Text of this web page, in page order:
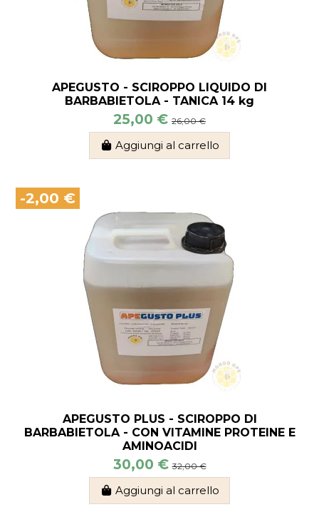
APEGUSTO - SCIROPPO LIQUIDO DI
BARBABIETOLA - TANICA 14 kg
25,00 € 26,00 €
Aggiungi al carrello
-2,00 €
APEGUSTO PLUS - SCIROPPO DI
BARBABIETOLA - CON VITAMINE PROTEINE E
AMINOACIDI
30,00 €32,00 €
Aggiungi al carrello